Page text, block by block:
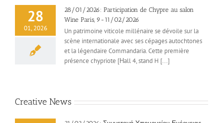
28
01, 2026
28/01/2026: Participation de Chypre au salon
Wine Paris, 9-11/02/2026
Un patrimoine viticole millénaire se dévoile sur la
scène internationale avec ses cépages autochtones
et la légendaire Commandaria. Cette première
présence chypriote [Ηall 4, stand H [...]
Creative News